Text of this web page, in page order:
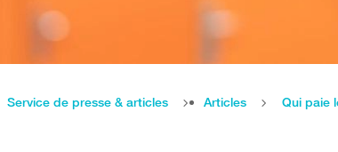
Service de presse & articles Articles Qui paie